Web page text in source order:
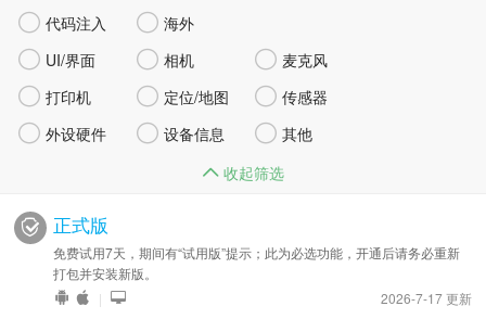
 代码注入  海外
 UI/界面  相机  麦克风
 打印机  定位/地图  传感器
 外设硬件  设备信息  其他
收起筛选
正式版
免费试用7天，期间有“试用版”提示；此为必选功能，开通后请务必重新
打包并安装新版。
|
2026-7-17 更新